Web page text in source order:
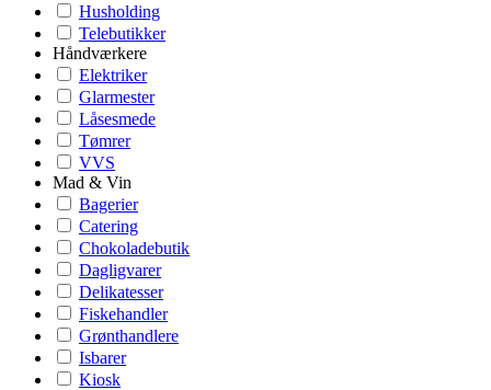
Husholding
Telebutikker
Håndværkere
Elektriker
Glarmester
Låsesmede
Tømrer
VVS
Mad & Vin
Bagerier
Catering
Chokoladebutik
Dagligvarer
Delikatesser
Fiskehandler
Grønthandlere
Isbarer
Kiosk